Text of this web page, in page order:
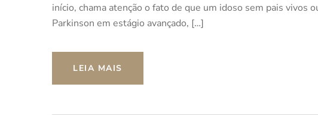
início, chama atenção o fato de que um idoso sem pais vivos
Parkinson em estágio avançado, […]
LEIA MAIS